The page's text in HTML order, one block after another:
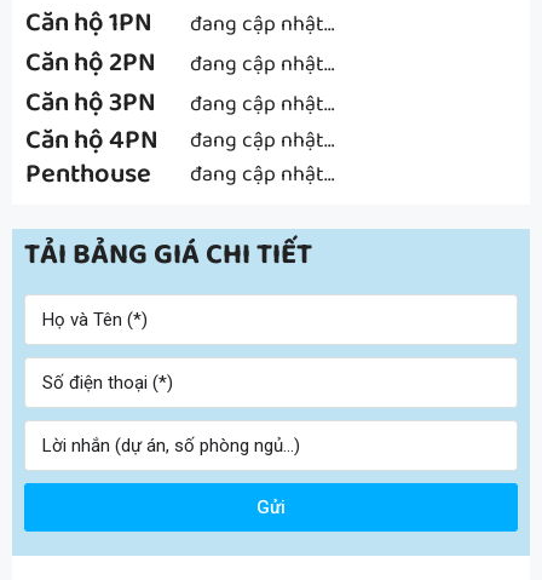
Căn hộ 1PN đang cập nhật…
Căn hộ 2PN đang cập nhật…
Căn hộ 3PN đang cập nhật…
Căn hộ 4PN đang cập nhật…
Penthouse đang cập nhật…
TẢI BẢNG GIÁ CHI TIẾT
Gửi